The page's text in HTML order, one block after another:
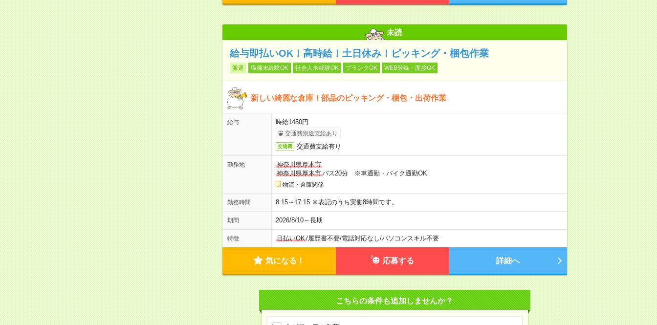
未読
給与即払いOK！高時給！土日休み！ピッキング・梱包作業
派遣 職種未経験OK 社会人未経験OK ブランクOK WEB登録・面接OK
新しい綺麗な倉庫！部品のピッキング・梱包・出荷作業
給与 時給1450円
交通費別途支給あり
交通費 交通費支給有り
勤務地
神奈川県厚木市
神奈川県厚木市バス20分 ※車通勤・バイク通勤OK
物流・倉庫関係
勤務時間 8:15～17:15 ※表記のうち実働8時間です。
期間 2026/8/10～長期
特徴 日払いOK/履歴書不要/電話対応なし/パソコンスキル不要
気になる！ 応募する 詳細へ
こちらの条件も追加しませんか？